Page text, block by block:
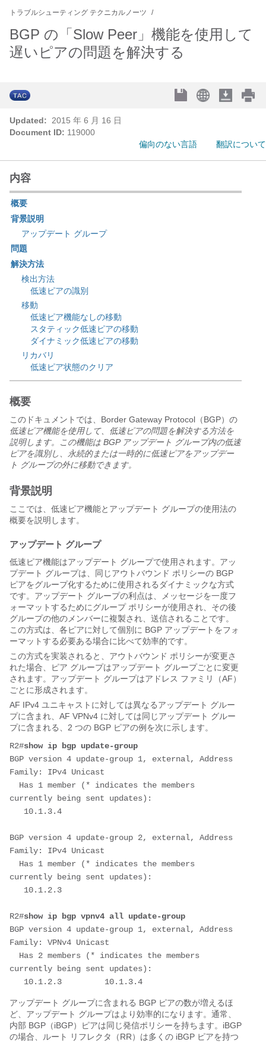
トラブルシューティング テクニカルノーツ
BGP の「Slow Peer」機能を使用して
遅いピアの問題を解決する
Updated:
2015 年 6 月 16 日
Document ID: 119000
偏向のない言語
翻訳について
内容
概要
背景説明
アップデート グループ
問題
解決方法
検出方法
低速ピアの識別
移動
低速ピア機能なしの移動
スタティック低速ピアの移動
ダイナミック低速ピアの移動
リカバリ
低速ピア状態のクリア
概要
このドキュメントでは、Border Gateway Protocol（BGP）の
低速ピア機能を使用して、低速ピアの問題を解決する方法を
説明します。この機能は BGP アップデート グループ内の低速
ピアを識別し、永続的または一時的に低速ピアをアップデー
ト グループの外に移動できます。
背景説明
ここでは、低速ピア機能とアップデート グループの使用法の
概要を説明します。
アップデート グループ
低速ピア機能はアップデート グループで使用されます。アッ
プデート グループは、同じアウトバウンド ポリシーの BGP
ピアをグループ化するために使用されるダイナミックな方式
です。アップデート グループの利点は、メッセージを一度フ
ォーマットするためにグループ ポリシーが使用され、その後
グループの他のメンバーに複製され、送信されることです。
この方式は、各ピアに対して個別に BGP アップデートをフォ
ーマットする必要ある場合に比べて効率的です。
この方式を実装されると、アウトバウンド ポリシーが変更さ
れた場合、ピア グループはアップデート グループごとに変更
されます。アップデート グループはアドレス ファミリ（AF）
ごとに形成されます。
AF IPv4 ユニキャストに対しては異なるアップデート グルー
プに含まれ、AF VPNv4 に対しては同じアップデート グルー
プに含まれる、2 つの BGP ピアの例を次に示します。
R2#show ip bgp update-group
BGP version 4 update-group 1, external, Address
Family: IPv4 Unicast
Has 1 member (* indicates the members
currently being sent updates):
10.1.3.4
BGP version 4 update-group 2, external, Address
Family: IPv4 Unicast
Has 1 member (* indicates the members
currently being sent updates):
10.1.2.3
R2#show ip bgp vpnv4 all update-group
BGP version 4 update-group 1, external, Address
Family: VPNv4 Unicast
Has 2 members (* indicates the members
currently being sent updates):
10.1.2.3         10.1.3.4
アップデート グループに含まれる BGP ピアの数が増えるほ
ど、アップデート グループはより効率的になります。通常、
内部 BGP（iBGP）ピアは同じ発信ポリシーを持ちます。iBGP
の場合、ルート リフレクタ（RR）は多くの iBGP ピアを持つ